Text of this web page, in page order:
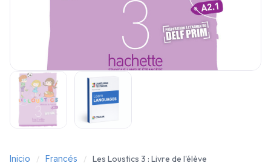
Inicio Francés Les Loustics 3 : Livre de l'élève